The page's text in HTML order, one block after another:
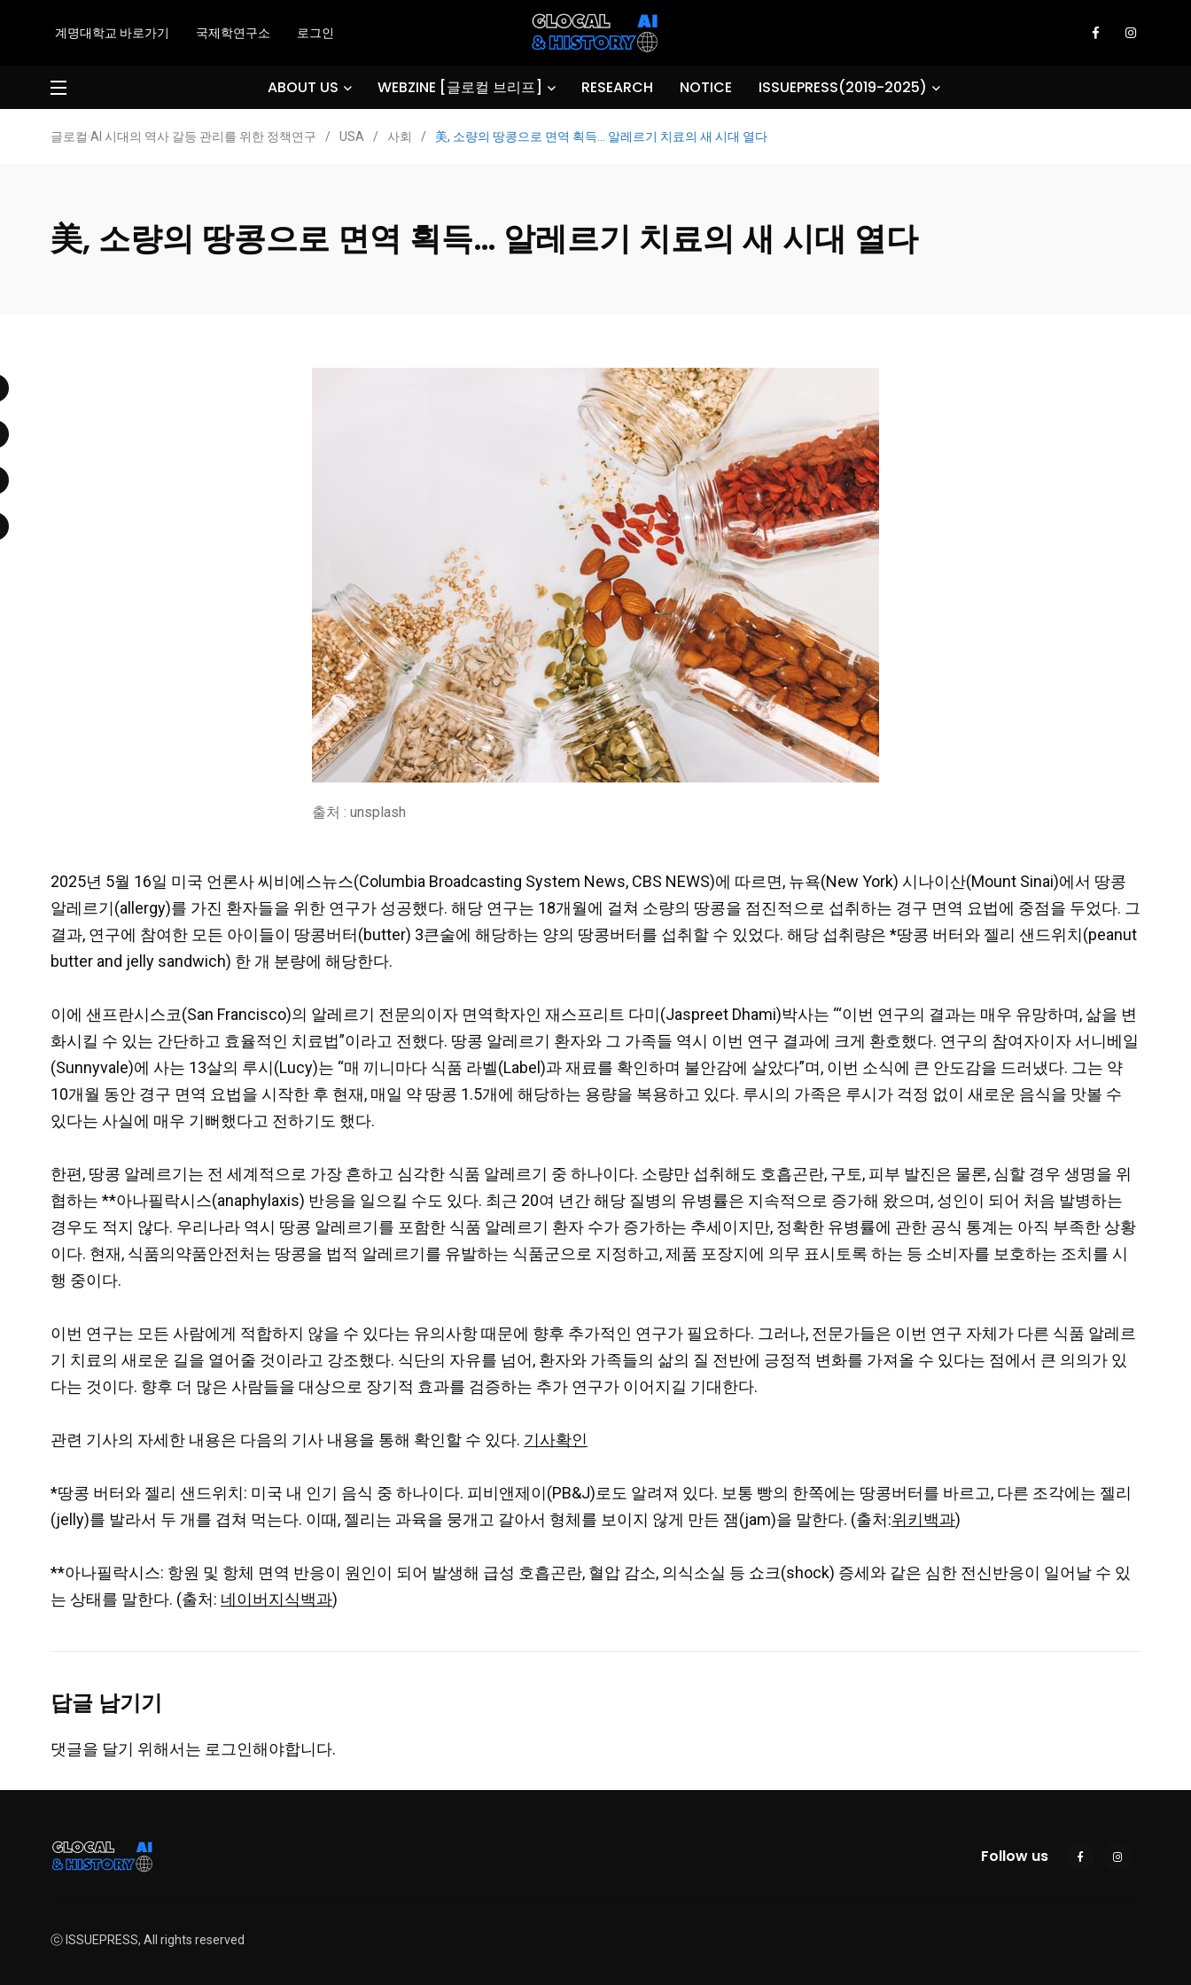
계명대학교 바로가기 국제학연구소 로그인
ABOUT US WEBZINE [글로컬 브리프] RESEARCH NOTICE ISSUEPRESS(2019-2025)
글로컬·AI 시대의 역사 갈등 관리를 위한 정책연구 / USA / 사회 / 美, 소량의 땅콩으로 면역 획득… 알레르기 치료의 새 시대 열다
美, 소량의 땅콩으로 면역 획득… 알레르기 치료의 새 시대 열다
출처 : unsplash
2025년 5월 16일 미국 언론사 씨비에스뉴스(Columbia Broadcasting System News, CBS NEWS)에 따르면, 뉴욕(New York) 시나이산(Mount Sinai)에서 땅콩
알레르기(allergy)를 가진 환자들을 위한 연구가 성공했다. 해당 연구는 18개월에 걸쳐 소량의 땅콩을 점진적으로 섭취하는 경구 면역 요법에 중점을 두었다. 그
결과, 연구에 참여한 모든 아이들이 땅콩버터(butter) 3큰술에 해당하는 양의 땅콩버터를 섭취할 수 있었다. 해당 섭취량은 *땅콩 버터와 젤리 샌드위치(peanut
butter and jelly sandwich) 한 개 분량에 해당한다.
이에 샌프란시스코(San Francisco)의 알레르기 전문의이자 면역학자인 재스프리트 다미(Jaspreet Dhami)박사는 “‘이번 연구의 결과는 매우 유망하며, 삶을 변
화시킬 수 있는 간단하고 효율적인 치료법”이라고 전했다. 땅콩 알레르기 환자와 그 가족들 역시 이번 연구 결과에 크게 환호했다. 연구의 참여자이자 서니베일
(Sunnyvale)에 사는 13살의 루시(Lucy)는 “매 끼니마다 식품 라벨(Label)과 재료를 확인하며 불안감에 살았다”며, 이번 소식에 큰 안도감을 드러냈다. 그는 약
10개월 동안 경구 면역 요법을 시작한 후 현재, 매일 약 땅콩 1.5개에 해당하는 용량을 복용하고 있다. 루시의 가족은 루시가 걱정 없이 새로운 음식을 맛볼 수
있다는 사실에 매우 기뻐했다고 전하기도 했다.
한편, 땅콩 알레르기는 전 세계적으로 가장 흔하고 심각한 식품 알레르기 중 하나이다. 소량만 섭취해도 호흡곤란, 구토, 피부 발진은 물론, 심할 경우 생명을 위
협하는 **아나필락시스(anaphylaxis) 반응을 일으킬 수도 있다. 최근 20여 년간 해당 질병의 유병률은 지속적으로 증가해 왔으며, 성인이 되어 처음 발병하는
경우도 적지 않다. 우리나라 역시 땅콩 알레르기를 포함한 식품 알레르기 환자 수가 증가하는 추세이지만, 정확한 유병률에 관한 공식 통계는 아직 부족한 상황
이다. 현재, 식품의약품안전처는 땅콩을 법적 알레르기를 유발하는 식품군으로 지정하고, 제품 포장지에 의무 표시토록 하는 등 소비자를 보호하는 조치를 시
행 중이다.
이번 연구는 모든 사람에게 적합하지 않을 수 있다는 유의사항 때문에 향후 추가적인 연구가 필요하다. 그러나, 전문가들은 이번 연구 자체가 다른 식품 알레르
기 치료의 새로운 길을 열어줄 것이라고 강조했다. 식단의 자유를 넘어, 환자와 가족들의 삶의 질 전반에 긍정적 변화를 가져올 수 있다는 점에서 큰 의의가 있
다는 것이다. 향후 더 많은 사람들을 대상으로 장기적 효과를 검증하는 추가 연구가 이어지길 기대한다.
관련 기사의 자세한 내용은 다음의 기사 내용을 통해 확인할 수 있다. 기사확인
*땅콩 버터와 젤리 샌드위치: 미국 내 인기 음식 중 하나이다. 피비앤제이(PB&J)로도 알려져 있다. 보통 빵의 한쪽에는 땅콩버터를 바르고, 다른 조각에는 젤리
(jelly)를 발라서 두 개를 겹쳐 먹는다. 이때, 젤리는 과육을 뭉개고 갈아서 형체를 보이지 않게 만든 잼(jam)을 말한다. (출처:위키백과)
**아나필락시스: 항원 및 항체 면역 반응이 원인이 되어 발생해 급성 호흡곤란, 혈압 감소, 의식소실 등 쇼크(shock) 증세와 같은 심한 전신반응이 일어날 수 있
는 상태를 말한다. (출처: 네이버지식백과)
답글 남기기
댓글을 달기 위해서는 로그인해야합니다.
Follow us
ⓒ ISSUEPRESS, All rights reserved